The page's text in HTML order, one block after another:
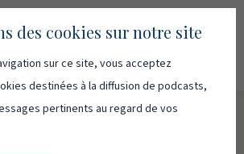
des cookies sur notre site
sur ce site, vous acceptez
destinées à la diffusion de podcasts,
pertinents au regard de vos